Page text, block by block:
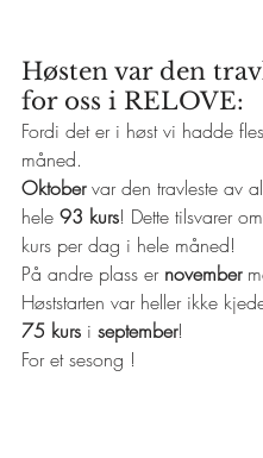
Høsten var den
for oss i RELOVE:
Fordi det er i høst vi hadde
måned.
Oktober var den travleste av
hele 93 kurs! Dette tilsvarer
kurs per dag i hele måned!
På andre plass er november
Høststarten var heller ikke
75 kurs i september!
For et sesong !